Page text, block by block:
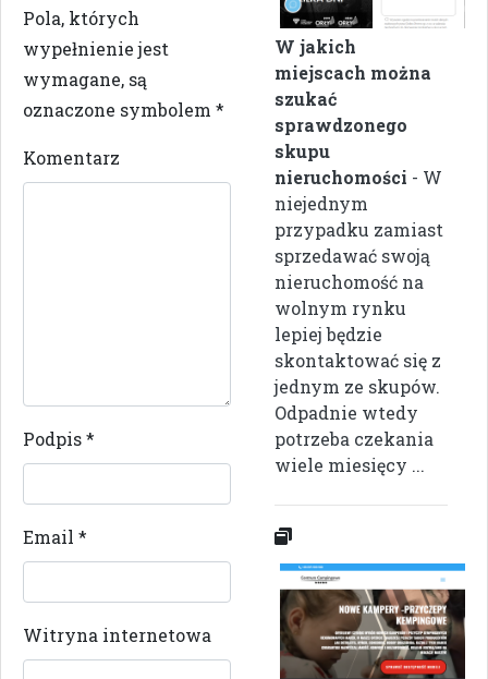
Pola, których
wypełnienie jest
wymagane, są
oznaczone symbolem *
Komentarz
Podpis*
Email *
Witryna internetowa
W jakich
miejscach można
szukać
sprawdzonego
skupu
nieruchomości - W
niejednym
przypadku zamiast
sprzedawać swoją
nieruchomość na
wolnym rynku
lepiej będzie
skontaktować się z
jednym ze skupów.
Odpadnie wtedy
potrzeba czekania
wiele miesięcy ...